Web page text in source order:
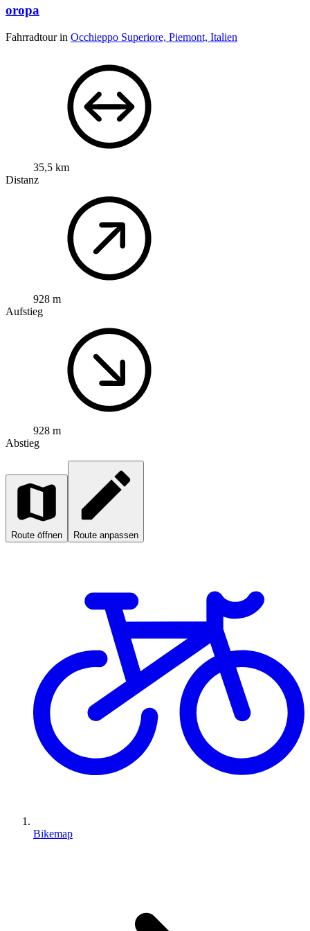
oropa
Fahrradtour in Occhieppo Superiore, Piemont, Italien
35,5 km
Distanz
928 m
Aufstieg
928 m
Abstieg
Route öffnen Route anpassen
Bikemap